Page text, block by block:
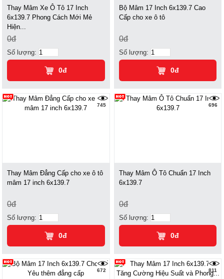
Thay Mâm Xe Ô Tô 17 Inch
6x139.7 Phong Cách Mới Mẻ
Hiện...
0đ
Số lượng:
0đ
Bộ Mâm 17 Inch 6x139.7 Cao
Cấp cho xe ô tô
0đ
Số lượng:
0đ
745
Thay Mâm Đẳng Cấp cho xe ô tô
mâm 17 inch 6x139.7
0đ
Số lượng:
0đ
696
Thay Mâm Ô Tô Chuẩn 17 Inch
6x139.7
0đ
Số lượng:
0đ
672 811